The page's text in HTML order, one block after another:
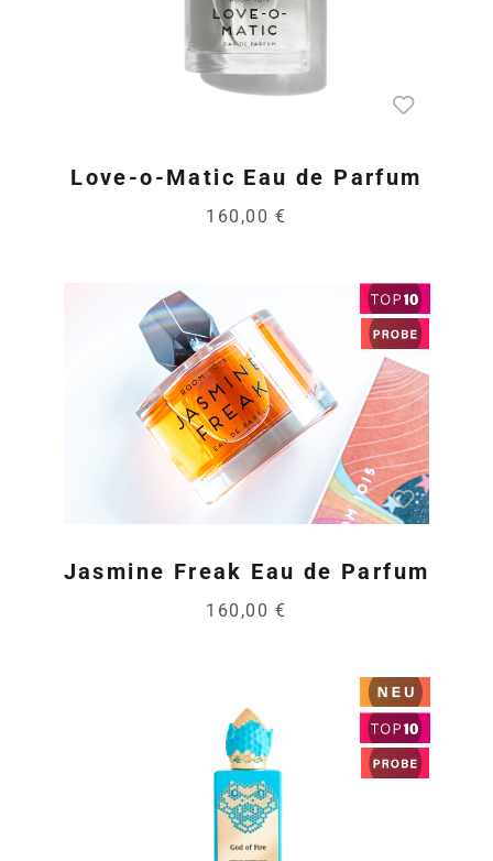
Love-o-Matic Eau de Parfum
160,00 €
Jasmine Freak Eau de Parfum
160,00 €